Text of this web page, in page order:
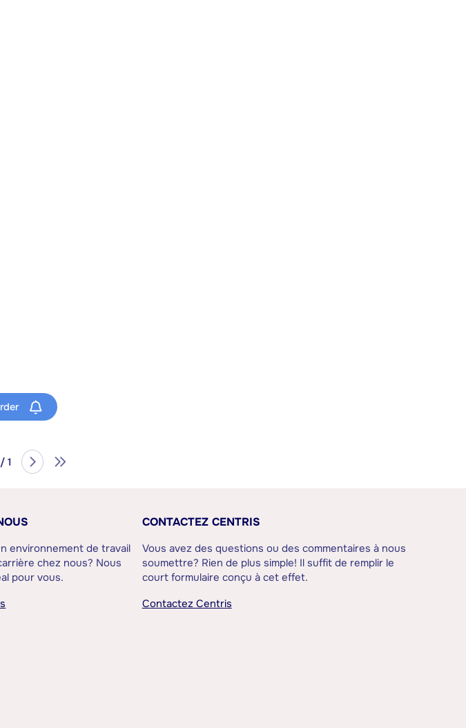
1
environnement de travail
chez nous? Nous
pour vous.
CONTACTEZ CENTRIS
Vous avez des questions ou des commentaires à nous
soumettre? Rien de plus simple! Il suffit de remplir le
court formulaire conçu à cet effet.
Contactez Centris